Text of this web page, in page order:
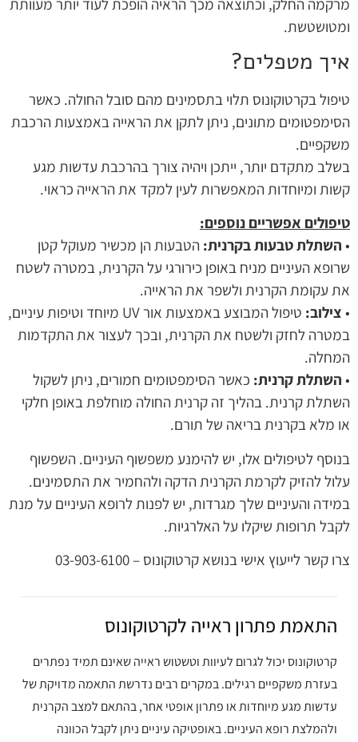
ומטושטשת.
איך מטפלים?
טיפול בקרטוקונוס תלוי בתסמינים מהם סובל החולה. כאשר
הסימפטומים מתונים, ניתן לתקן את הראייה באמצעות הרכבת
משקפיים.
בשלב מתקדם יותר, ייתכן ויהיה צורך בהרכבת עדשות מגע
קשות ומיוחדות המאפשרות לעין למקד את הראייה כראוי.
טיפולים אפשריים נוספים:
• השתלת טבעות בקרנית: הטבעות הן מכשיר מעוקל קטן
שרופא העיניים מניח באופן כירורגי על הקרנית, במטרה לשטח
את עקומת הקרנית ולשפר את הראייה.
• צילוב:
טיפול המבוצע באמצעות אור UV מיוחד וטיפות עיניים,
במטרה לחזק ולשטח את הקרנית, ובכך לעצור את התקדמות
המחלה.
• השתלת קרנית: כאשר הסימפטומים חמורים, ניתן לשקול
השתלת קרנית. בהליך זה קרנית החולה מוחלפת באופן חלקי
או מלא בקרנית בריאה של תורם.
בנוסף לטיפולים אלו, יש להימנע משפשוף העיניים. השפשוף
עלול להזיק לקרמת הקרנית הדקה ולהחמיר את התסמינים.
במידה והעיניים שלך מגרדות, יש לפנות לרופא העיניים על מנת
לקבל תרופות שיקלו על האלרגיות.
צרו קשר לייעוץ אישי בנושא קרטוקונוס – ‏03-903-6100‏
התאמת פתרון ראייה לקרטוקונוס
קרטוקונוס יכול לגרום לעיוות וטשטוש ראייה שאינם תמיד נפתרים
בעזרת משקפיים רגילים. במקרים רבים נדרשת התאמה מדויקת של
עדשות מגע מיוחדות או פתרון אופטי אחר, בהתאם למצב הקרנית
ולהמלצת רופא העיניים. באופטיקה עיניים ניתן לקבל הכוונה